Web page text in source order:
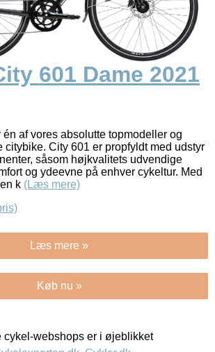
601 Dame 2021
af vores absolutte topmodeller og
citybike. City 601 er propfyldt med udstyr
såsom højkvalitets udvendige
og ydeevne på enhver cykeltur. Med
k (Læs mere)
Læs mere »
Køb nu »
webshops er i øjeblikket